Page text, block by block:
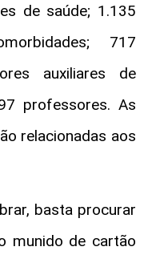
de saúde; 1.135
717
auxiliares de
professores. As
relacionadas aos
basta procurar
munido de cartão